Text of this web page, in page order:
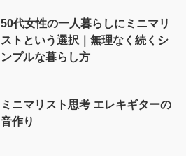
50代女性の一人暮らしにミニマリ
ストという選択｜無理なく続くシ
ンプルな暮らし方
ミニマリスト思考 エレキギターの
音作り